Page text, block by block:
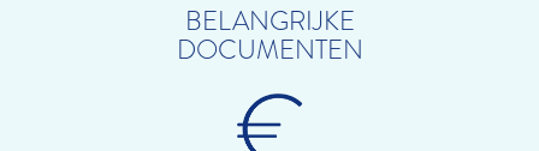
BELANGRIJKE
DOCUMENTEN